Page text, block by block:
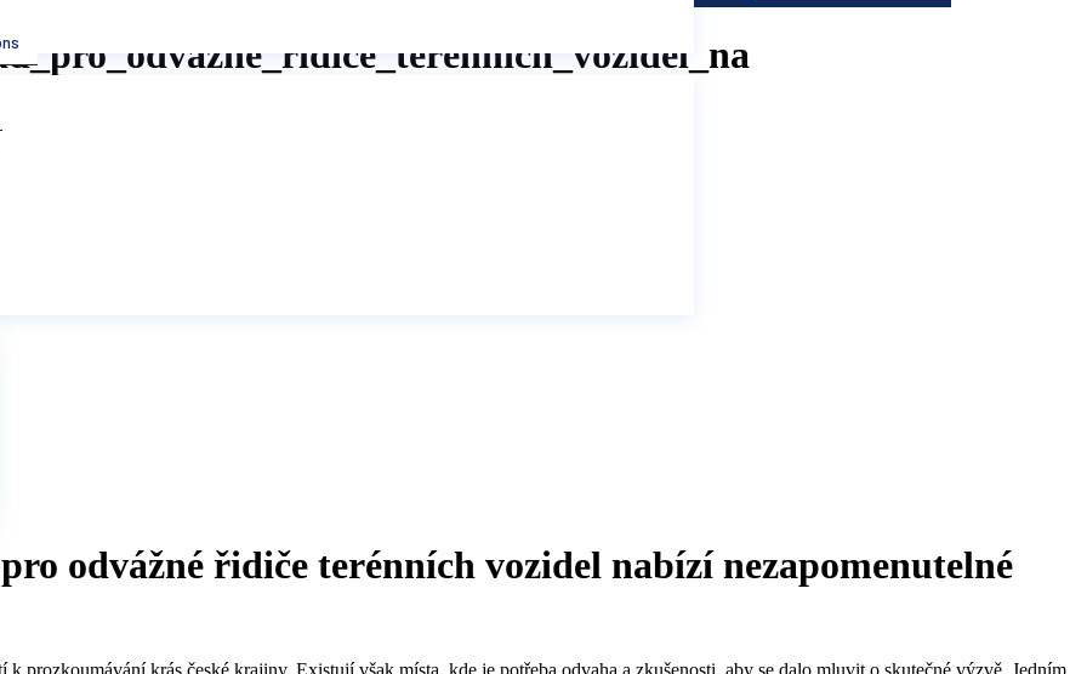
nabízí nezapomenutelné zážitky
odvážné řidiče terénních vozidel nabízí nezapomenutelné
prozkoumávání krás české krajiny. Existují však místa, kde je potřeba odvaha a zkušenosti, aby se dalo mluvit o skutečné výzvě. Jedním